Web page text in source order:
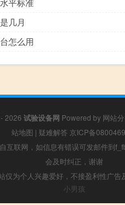
平标准
几月
怎么用
2026 试验设备网 Powered by 网站
站地图 | 疑难解答 京ICP备
互联网，如信息有错误可发邮件到
会及时纠正，谢谢
仅为个人兴趣爱好，不接盈利性广告
小男孩